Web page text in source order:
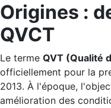
Origines :
QVCT
Le terme QVT (Qualité
officiellement pour la
2013. À l'époque,
amélioration des